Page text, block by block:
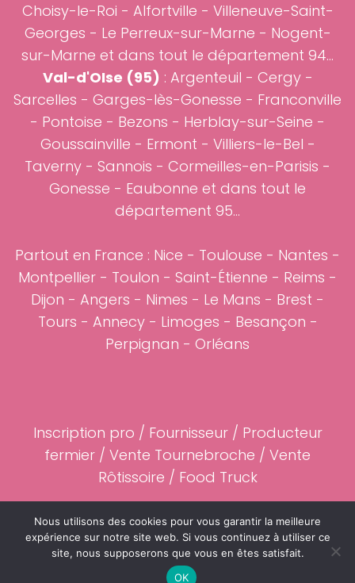
Choisy-le-Roi - Alfortville - Villeneuve-Saint-
Georges - Le Perreux-sur-Marne - Nogent-
sur-Marne et dans tout le département 94...
Val-d'OIse (95) : Argenteuil - Cergy -
Sarcelles - Garges-lès-Gonesse - Franconville
- Pontoise - Bezons - Herblay-sur-Seine -
Goussainville - Ermont - Villiers-le-Bel -
Taverny - Sannois - Cormeilles-en-Parisis -
Gonesse - Eaubonne et dans tout le
département 95...
Partout en France : Nice - Toulouse - Nantes -
Montpellier - Toulon - Saint-Étienne - Reims -
Dijon - Angers - Nimes - Le Mans - Brest -
Tours - Annecy- Limoges - Besançon -
Perpignan - Orléans
Inscription pro / Fournisseur/ Producteur
fermier / Vente Tournebroche / Vente
Rôtissoire / Food Truck
Partenaires- Mentions légales
©2023 Cochon-de-Lait.fr
Nous utilisons des cookies pour vous garantir la meilleure
expérience sur notre site web. Si vous continuez à utiliser ce
site, nous supposerons que vous en êtes satisfait.
OK